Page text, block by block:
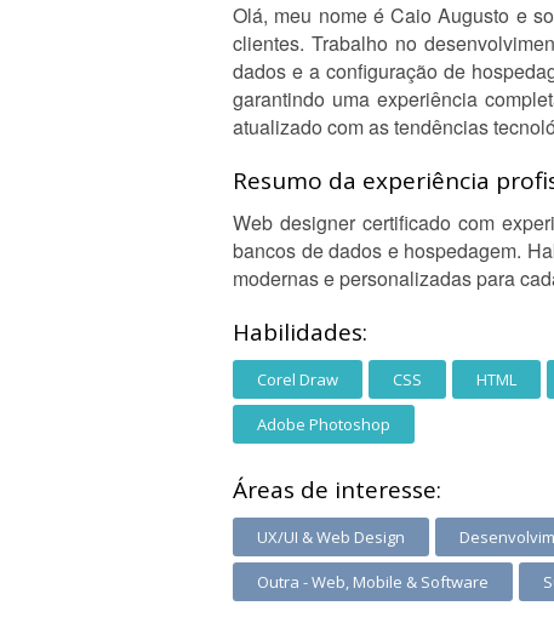
Olá, meu nome é Caio Augusto e
clientes. Trabalho no
dados e a configuração de
garantindo uma experiência
atualizado com as tendências
Resumo da experiência
Web designer certificado com
bancos de dados e hospedagem.
modernas e personalizadas para
Habilidades:
Corel Draw CSS HTML
Adobe Photoshop
Áreas de interesse:
UX/UI & Web Design
Outra - Web, Mobile & Software